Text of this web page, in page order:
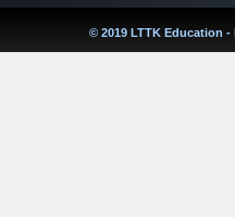
© 2019 LTTK Education